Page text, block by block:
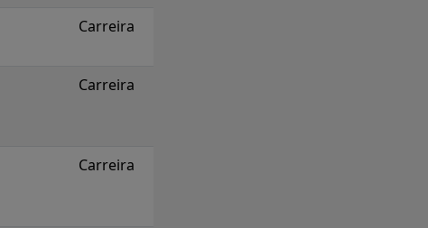
Carreira
Carreira
Carreira